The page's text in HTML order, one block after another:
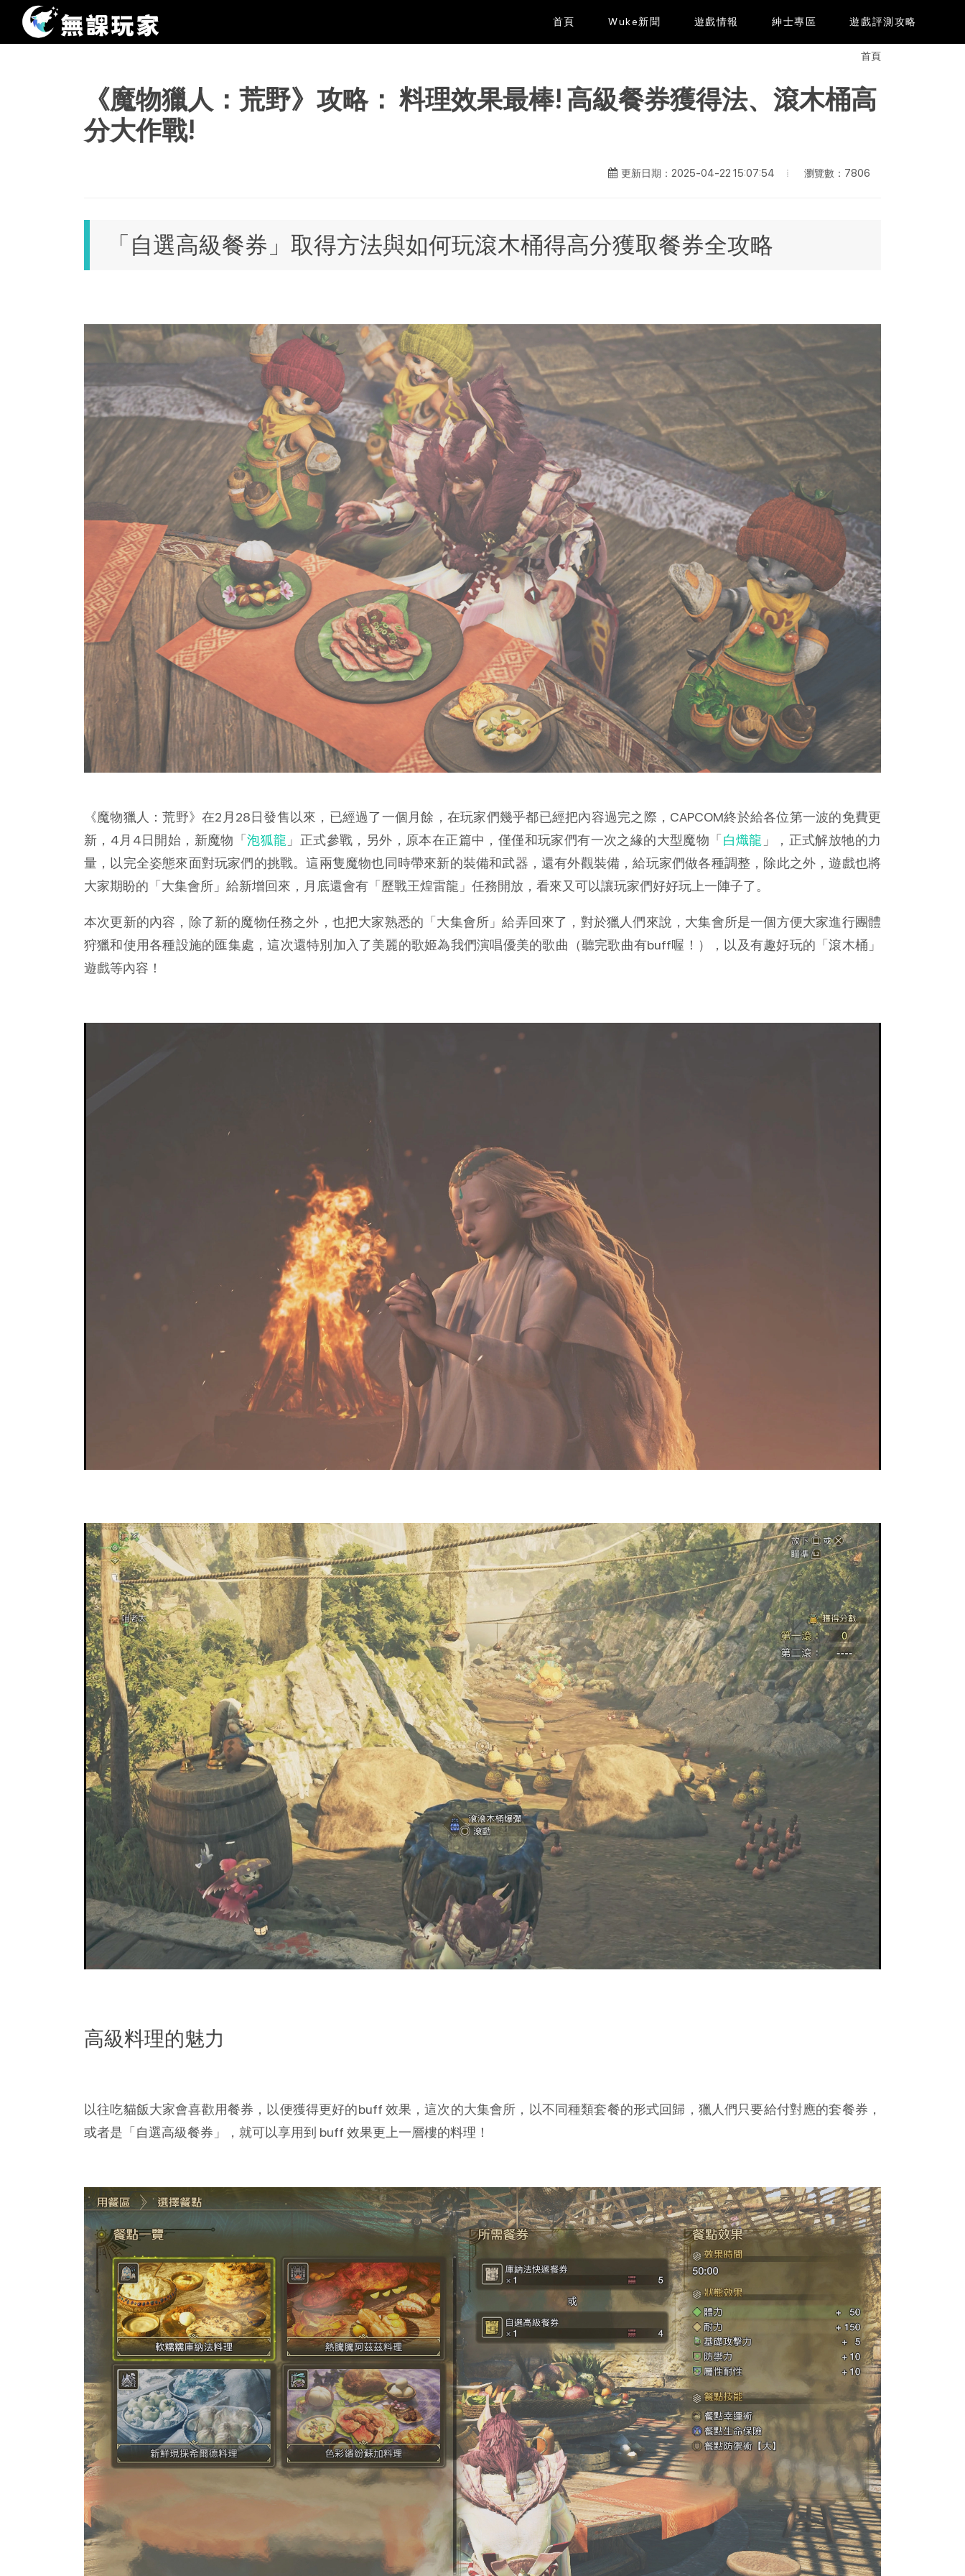
首頁 Wuke新聞 遊戲情報 紳士專區 遊戲評測攻略
首頁
《魔物獵人：荒野》攻略： 料理效果最棒! 高級餐券獲得法、滾木桶高
分大作戰!
更新日期：2025-04-22 15:07:54 瀏覽數：7806
「自選高級餐券」取得方法與如何玩滾木桶得高分獲取餐券全攻略
《魔物獵人：荒野》在2月28日發售以來，已經過了一個月餘，在玩家們幾乎都已經把內容過完之際，CAPCOM終於給各位第一波的免費更
新，4月4日開始，新魔物「泡狐龍 」正式參戰，另外，原本在正篇中，僅僅和玩家們有一次之緣的大型魔物「 白熾龍 」，正式解放牠的力
量，以完全姿態來面對玩家們的挑戰。這兩隻魔物也同時帶來新的裝備和武器，還有外觀裝備，給玩家們做各種調整，除此之外，遊戲也將
大家期盼的「大集會所」給新增回來，月底還會有「歷戰王煌雷龍」任務開放，看來又可以讓玩家們好好玩上一陣子了。
本次更新的內容，除了新的魔物任務之外，也把大家熟悉的「大集會所」給弄回來了，對於獵人們來說，大集會所是一個方便大家進行團體
狩獵和使用各種設施的匯集處，這次還特別加入了美麗的歌姬為我們演唱優美的歌曲（聽完歌曲有buff喔！），以及有趣好玩的「滾木桶」
遊戲等內容！
高級料理的魅力
以往吃貓飯大家會喜歡用餐券，以便獲得更好的buff 效果，這次的大集會所，以不同種類套餐的形式回歸，獵人們只要給付對應的套餐券，
或者是「自選高級餐券」，就可以享用到 buff 效果更上一層樓的料理！